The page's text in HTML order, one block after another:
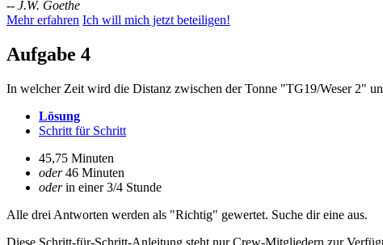
-- J.W. Goethe
Mehr erfahren Ich will mich jetzt beteiligen!
Aufgabe 4
In welcher Zeit wird die Distanz zwischen der Tonne "TG19/Weser 2"
Lösung
Schritt für Schritt
45,75 Minuten
oder46 Minuten
oderin einer 3/4 Stunde
Alle drei Antworten werden als "Richtig" gewertet. Suche dir eine aus.